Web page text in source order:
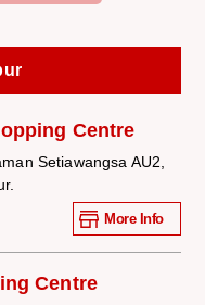
Centre
Setiawangsa AU2,
More Info
Centre